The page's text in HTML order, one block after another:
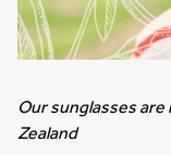
Our sunglasses
Zealand